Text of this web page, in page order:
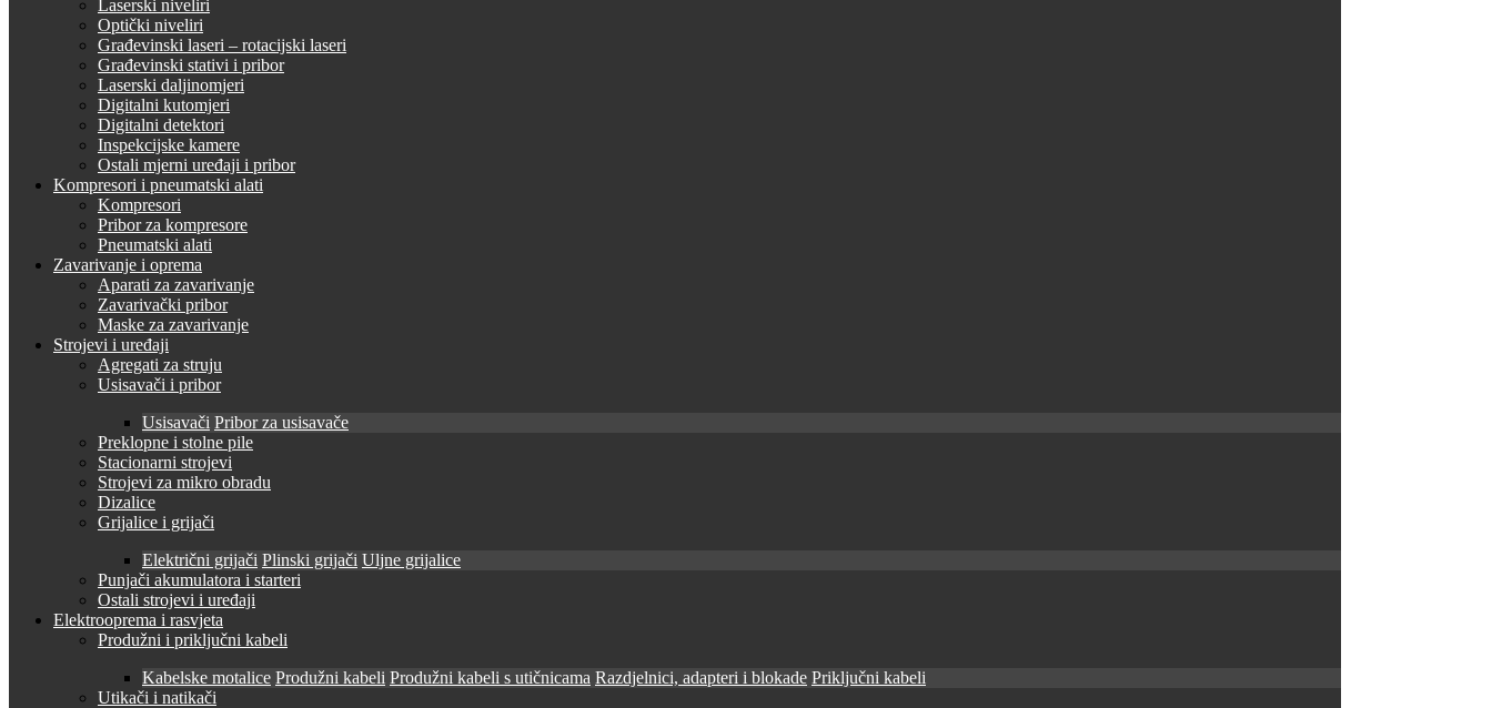
Laserski niveliri
Optički niveliri
Građevinski laseri – rotacijski laseri
Građevinski stativi i pribor
Laserski daljinomjeri
Digitalni kutomjeri
Digitalni detektori
Inspekcijske kamere
Ostali mjerni uređaji i pribor
Kompresori i pneumatski alati
Kompresori
Pribor za kompresore
Pneumatski alati
Zavarivanje i oprema
Aparati za zavarivanje
Zavarivački pribor
Maske za zavarivanje
Strojevi i uređaji
Agregati za struju
Usisavači i pribor
Usisavači Pribor za usisavače
Preklopne i stolne pile
Stacionarni strojevi
Strojevi za mikro obradu
Dizalice
Grijalice i grijači
Električni grijači Plinski grijači Uljne grijalice
Punjači akumulatora i starteri
Ostali strojevi i uređaji
Elektrooprema i rasvjeta
Produžni i priključni kabeli
Kabelske motalice Produžni kabeli Produžni kabeli s utičnicama Razdjelnici, adapteri i blokade Priključni kabeli
Utikači i natikači